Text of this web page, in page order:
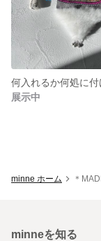
展示中
minne ホーム ＊
minneを知る